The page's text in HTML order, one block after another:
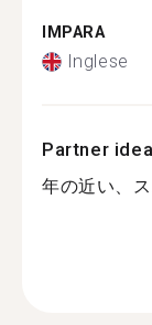
IMPARA
Inglese
Partner
年の近い、